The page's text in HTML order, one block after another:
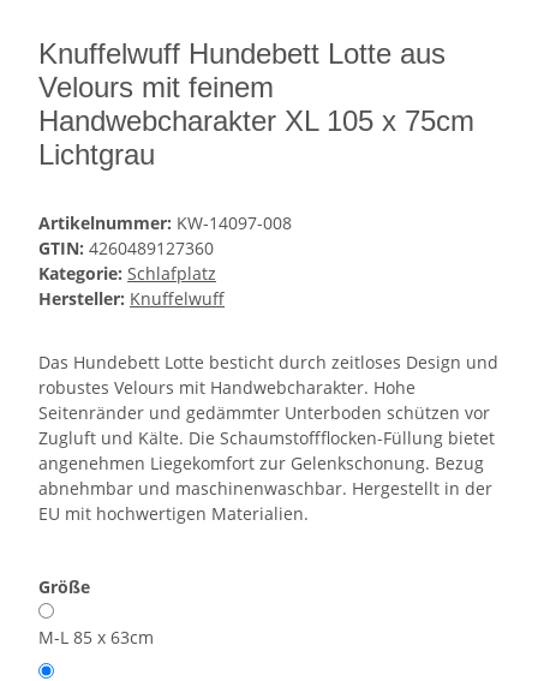
Knuffelwuff Hundebett Lotte aus
Velours mit feinem
Handwebcharakter XL 105 x 75cm
Lichtgrau
Artikelnummer: KW-14097-008
GTIN: 4260489127360
Kategorie: Schlafplatz
Hersteller: Knuffelwuff
Das Hundebett Lotte besticht durch zeitloses Design und
robustes Velours mit Handwebcharakter. Hohe
Seitenränder und gedämmter Unterboden schützen vor
Zugluft und Kälte. Die Schaumstoffflocken-Füllung bietet
angenehmen Liegekomfort zur Gelenkschonung. Bezug
abnehmbar und maschinenwaschbar. Hergestellt in der
EU mit hochwertigen Materialien.
Größe
M-L 85 x 63cm